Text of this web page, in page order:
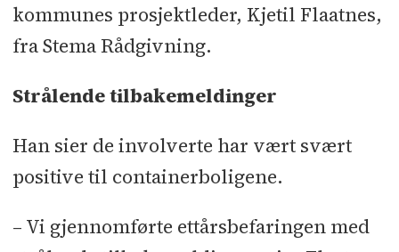
kommunes prosjektleder, Kjetil Flaatnes,
fra Stema Rådgivning.
Strålende tilbakemeldinger
Han sier de involverte har vært svært
positive til containerboligene.
– Vi gjennomførte ettårsbefaringen med